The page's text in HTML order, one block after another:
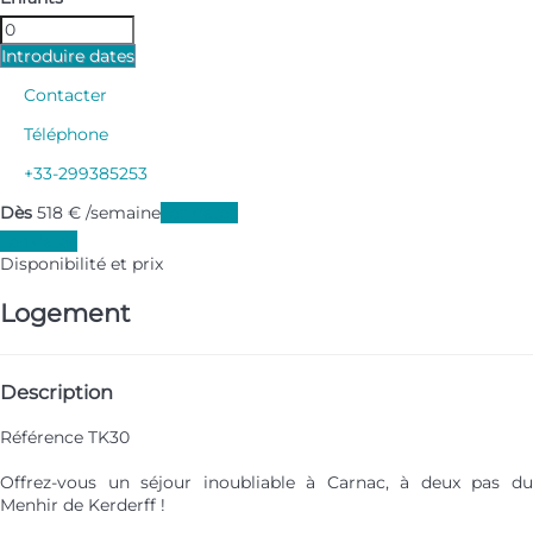
Introduire dates
Contacter
Téléphone
+33-299385253
Dès 518 € /semaine
Disponibilité et prix
Logement
Description
Référence TK30
Offrez-vous un séjour inoubliable à Carnac, à deux pas du
Menhir de Kerderff !